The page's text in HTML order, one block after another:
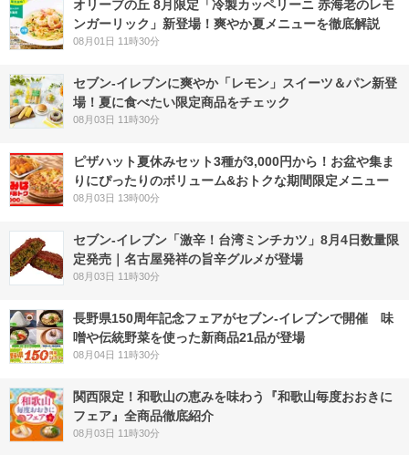
オリーブの丘 8月限定「冷製カッペリーニ 赤海老のレモ
ンガーリック」新登場！爽やか夏メニューを徹底解説
08月01日 11時30分
セブン‐イレブンに爽やか「レモン」スイーツ＆パン新登
場！夏に食べたい限定商品をチェック
08月03日 11時30分
ピザハット夏休みセット3種が3,000円から！お盆や集ま
りにぴったりのボリューム&おトクな期間限定メニュー
08月03日 13時00分
セブン-イレブン「激辛！台湾ミンチカツ」8月4日数量限
定発売｜名古屋発祥の旨辛グルメが登場
08月03日 11時30分
長野県150周年記念フェアがセブン-イレブンで開催 味
噌や伝統野菜を使った新商品21品が登場
08月04日 11時30分
関西限定！和歌山の恵みを味わう『和歌山毎度おおきに
フェア』全商品徹底紹介
08月03日 11時30分